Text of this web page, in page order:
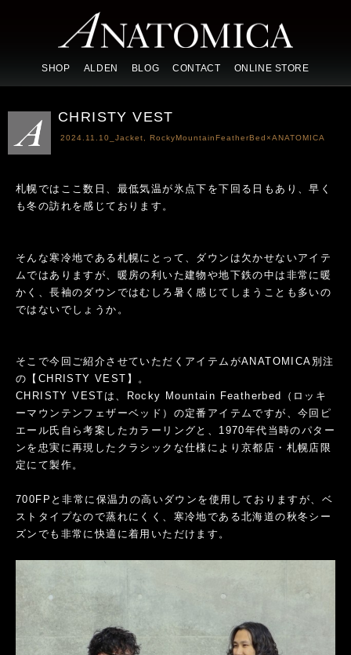
SHOP ALDEN BLOG CONTACT ONLINE STORE
CHRISTY VEST
2024.11.10_ Jacket RockyMountainFeatherBed×ANATOMICA
札幌ではここ数日、最低気温が氷点下を下回る日もあり、早く
も冬の訪れを感じております。
そんな寒冷地である札幌にとって、ダウンは欠かせないアイテ
ムではありますが、暖房の利いた建物や地下鉄の中は非常に暖
かく、長袖のダウンではむしろ暑く感じてしまうことも多いの
ではないでしょうか。
そこで今回ご紹介させていただくアイテムがANATOMICA別注
の【CHRISTY VEST】。
CHRISTY VESTは、Rocky Mountain Featherbed（ロッキ
ーマウンテンフェザーベッド）の定番アイテムですが、今回ピ
エール氏自ら考案したカラーリングと、1970年代当時のパター
ンを忠実に再現したクラシックな仕様により京都店・札幌店限
定にて製作。
700FPと非常に保温力の高いダウンを使用しておりますが、ベ
ストタイプなので蒸れにくく、寒冷地である北海道の秋冬シー
ズンでも非常に快適に着用いただけます。